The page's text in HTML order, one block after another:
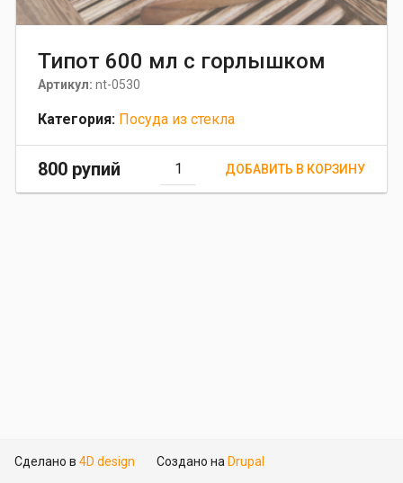
Типот 600 мл с горлышком
Артикул: nt-0530
Категория: Посуда из стекла
800 рупий
Сделано в 4D design Создано на Drupal